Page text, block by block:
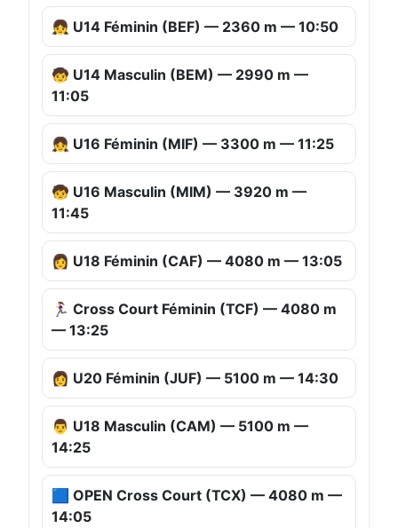
👧 U14 Féminin (BEF) — 2360 m — 10:50
🧒 U14 Masculin (BEM) — 2990 m —
11:05
👧 U16 Féminin (MIF) — 3300 m — 11:25
🧒 U16 Masculin (MIM) — 3920 m —
11:45
👩 U18 Féminin (CAF) — 4080 m — 13:05
🏃‍♀️ Cross Court Féminin (TCF) — 4080 m
— 13:25
👩 U20 Féminin (JUF) — 5100 m — 14:30
👨 U18 Masculin (CAM) — 5100 m —
14:25
🟦 OPEN Cross Court (TCX) — 4080 m —
14:05